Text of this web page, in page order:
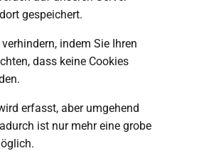
gespeichert.
indem Sie Ihren
dass keine Cookies
erfasst, aber umgehend
ist nur mehr eine grobe